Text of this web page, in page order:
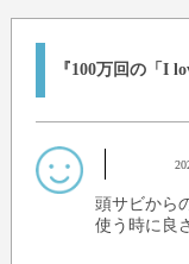
『100万回の「I
頭サビから
使う時に良